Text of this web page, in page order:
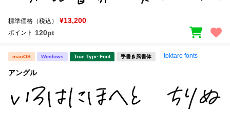
標準価格（税込） ¥13,200
ポイント 120pt
macOS Windows True Type Font 手書き風書体 toktaro fonts
アングル